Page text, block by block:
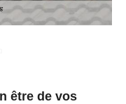
être de vos